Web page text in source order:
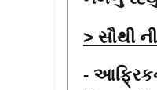
> સૌથી
-